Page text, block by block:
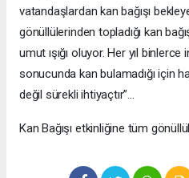
vatandaşlardan kan bağışı
gönüllülerinden topladığı kan
umut ışığı oluyor.Her yıl binlerce
sonucunda kan bulamadığı için
değil sürekli ihtiyaçtır”...
Kan Bağışı etkinliğine tüm